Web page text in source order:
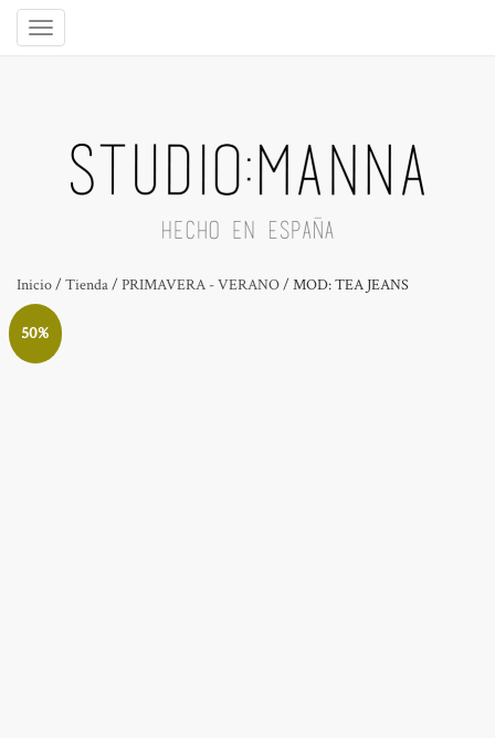
Inicio/ Tienda/ PRIMAVERA - VERANO/ MOD: TEA JEANS
50%